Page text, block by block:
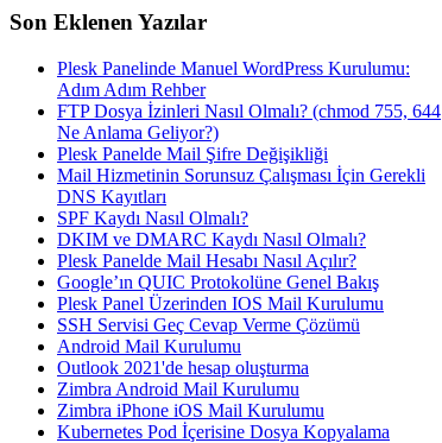
Son Eklenen Yazılar
Plesk Panelinde Manuel WordPress Kurulumu:
Adım Adım Rehber
FTP Dosya İzinleri Nasıl Olmalı? (chmod 755, 644
Ne Anlama Geliyor?)
Plesk Panelde Mail Şifre Değişikliği
Mail Hizmetinin Sorunsuz Çalışması İçin Gerekli
DNS Kayıtları
SPF Kaydı Nasıl Olmalı?
DKIM ve DMARC Kaydı Nasıl Olmalı?
Plesk Panelde Mail Hesabı Nasıl Açılır?
Google’ın QUIC Protokolüne Genel Bakış
Plesk Panel Üzerinden IOS Mail Kurulumu
SSH Servisi Geç Cevap Verme Çözümü
Android Mail Kurulumu
Outlook 2021'de hesap oluşturma
Zimbra Android Mail Kurulumu
Zimbra iPhone iOS Mail Kurulumu
Kubernetes Pod İçerisine Dosya Kopyalama